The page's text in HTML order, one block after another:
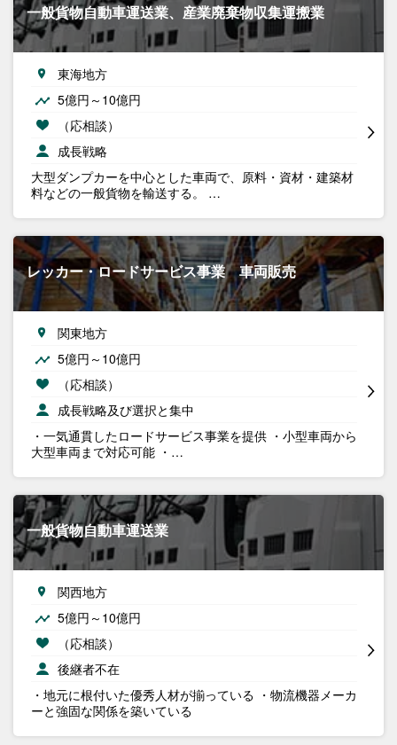
一般貨物自動車運送業、産業廃棄物収集運搬業
東海地方
5億円～10億円
（応相談）
成長戦略
大型ダンプカーを中心とした車両で、原料・資材・建築材
料などの一般貨物を輸送する。 …
レッカー・ロードサービス事業 車両販売
関東地方
5億円～10億円
（応相談）
成長戦略及び選択と集中
・一気通貫したロードサービス事業を提供 ・小型車両から
大型車両まで対応可能 ・…
一般貨物自動車運送業
関西地方
5億円～10億円
（応相談）
後継者不在
・地元に根付いた優秀人材が揃っている ・物流機器メーカ
ーと強固な関係を築いている